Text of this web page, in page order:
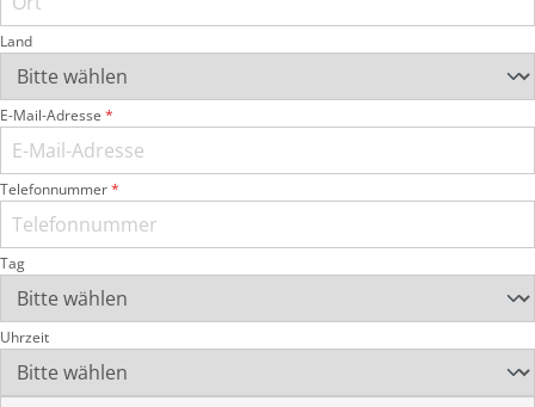
Land
E-Mail-Adresse *
Telefonnummer*
Tag
Uhrzeit